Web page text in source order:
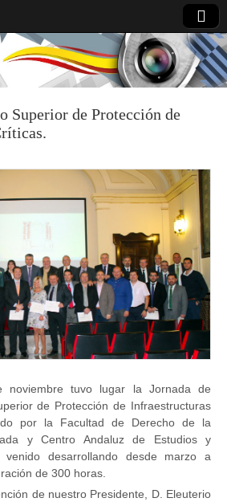
Superior de Protección de
tuvo lugar la Jornada de
de Protección de Infraestructuras
por la Facultad de Derecho de la
y Centro Andaluz de Estudios y
venido desarrollando desde marzo a
de 300 horas.
de nuestro Presidente, D. Eleuterio